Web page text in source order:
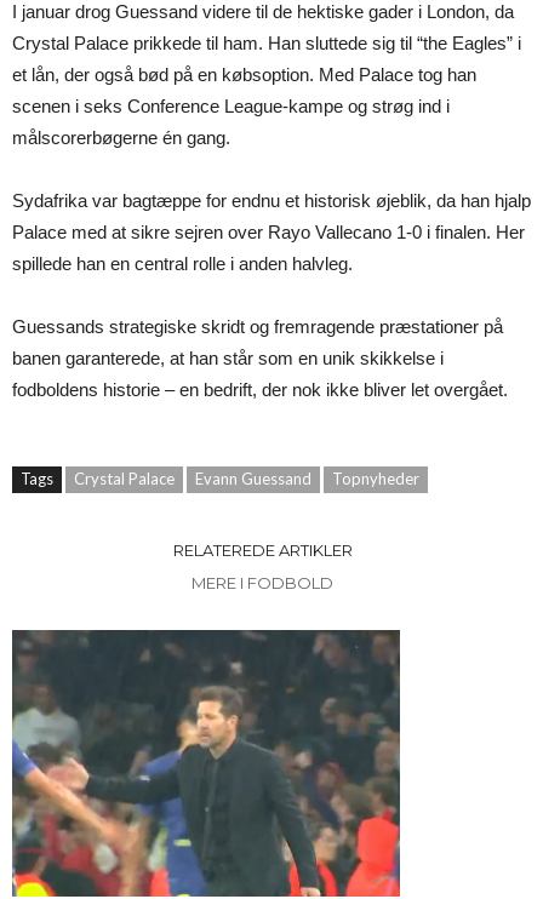
I januar drog Guessand videre til de hektiske gader i London, da
Crystal Palace prikkede til ham. Han sluttede sig til “the Eagles” i
et lån, der også bød på en købsoption. Med Palace tog han
scenen i seks Conference League-kampe og strøg ind i
målscorerbøgerne én gang.
Sydafrika var bagtæppe for endnu et historisk øjeblik, da han hjalp
Palace med at sikre sejren over Rayo Vallecano 1-0 i finalen. Her
spillede han en central rolle i anden halvleg.
Guessands strategiske skridt og fremragende præstationer på
banen garanterede, at han står som en unik skikkelse i
fodboldens historie – en bedrift, der nok ikke bliver let overgået.
Tags Crystal Palace Evann Guessand Topnyheder
RELATEREDE ARTIKLER
MERE I FODBOLD